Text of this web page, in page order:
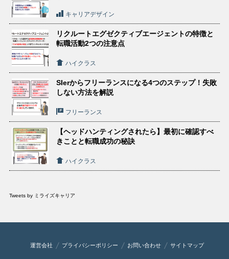
キャリアデザイン
リクルートエグゼクティブエージェントの特徴と
転職活動2つの注意点
ハイクラス
SIerからフリーランスになる4つのステップ！失敗
しない方法を解説
フリーランス
【ヘッドハンティングされたら】最初に確認すべ
きことと転職成功の秘訣
ハイクラス
Tweets by ミライズキャリア
運営会社 プライバシーポリシー お問い合わせ サイトマップ